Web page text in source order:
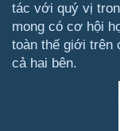
tác với quý vị
mong có cơ hội
toàn thế giới trên
cả hai bên.